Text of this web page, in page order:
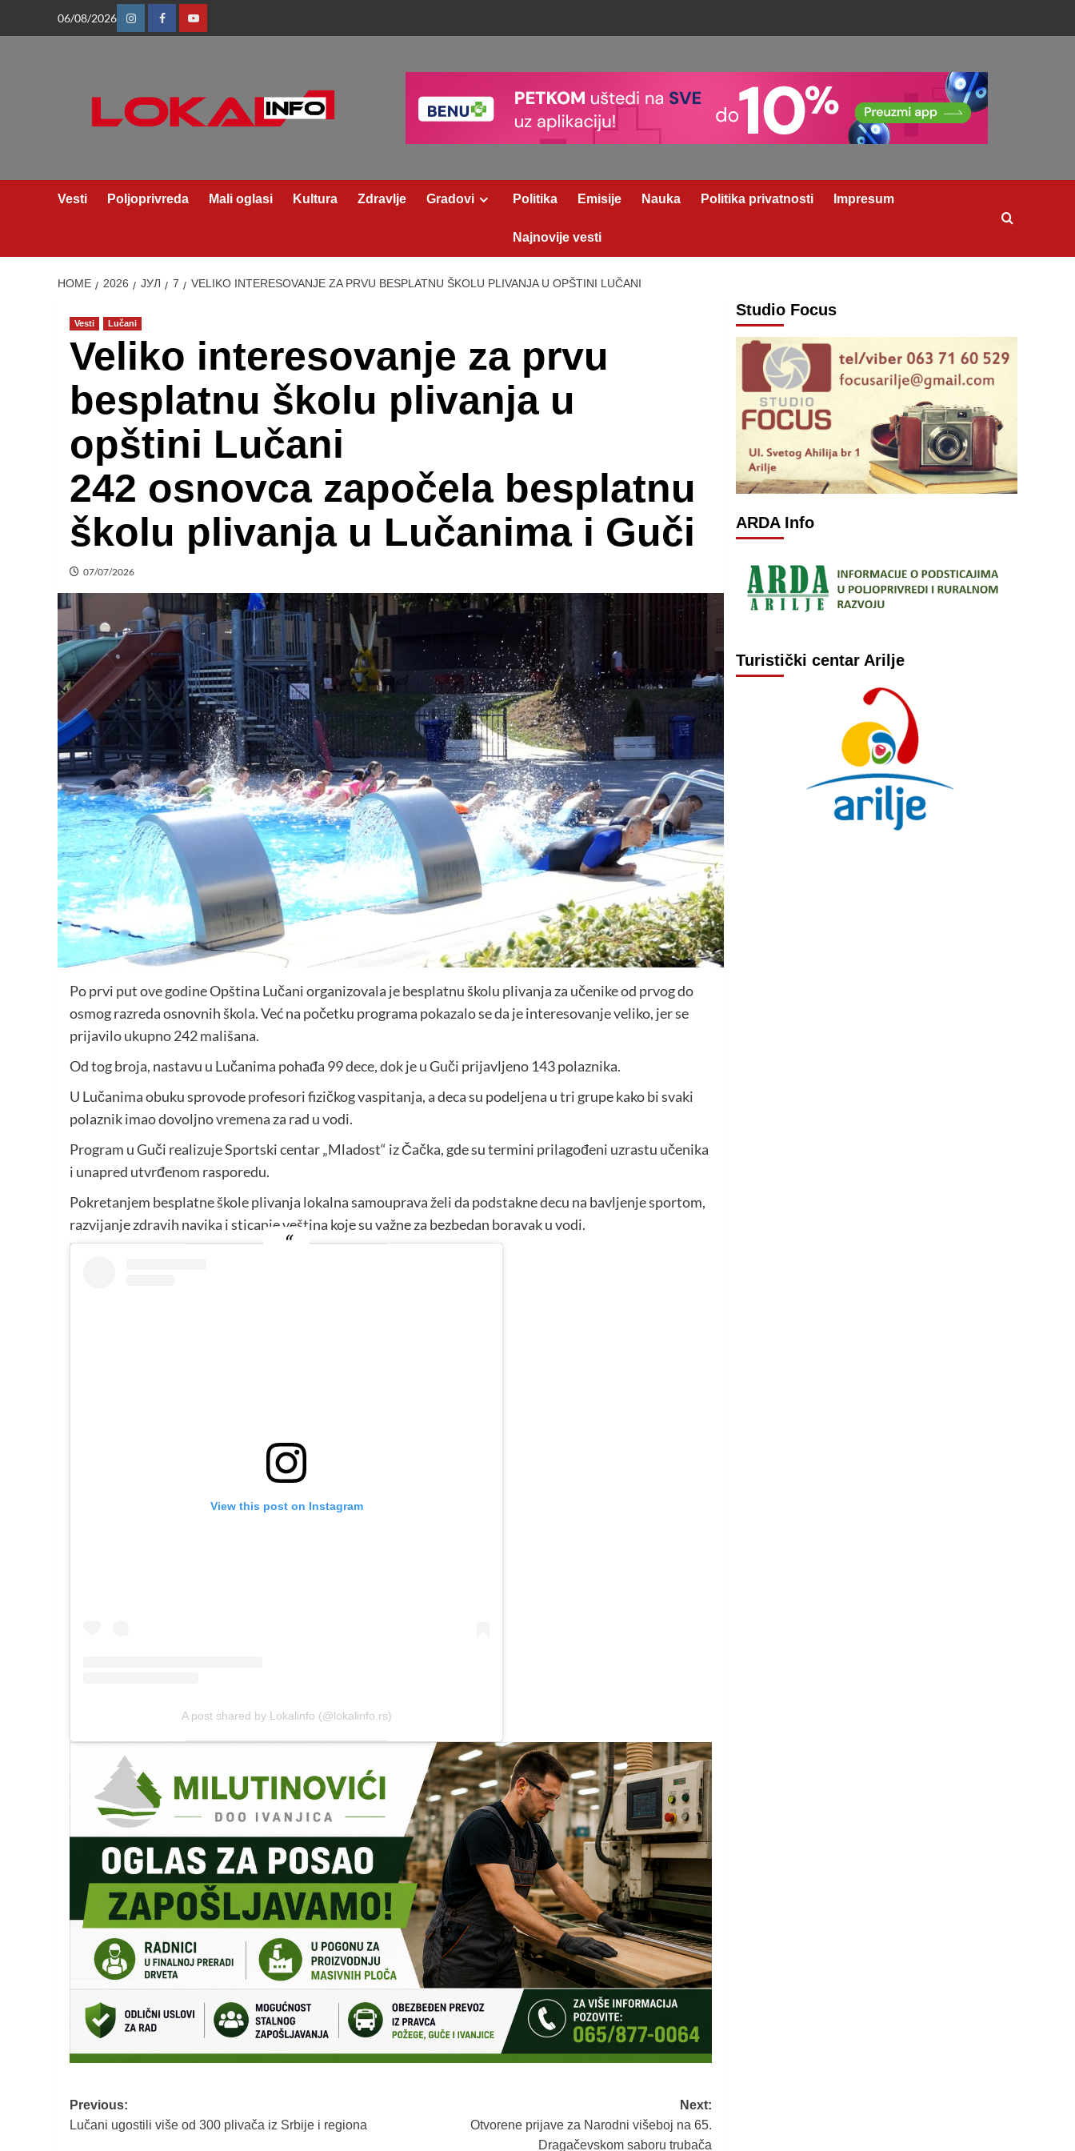
06/08/2026
InstagramFacebookYoutube
Vesti Poljoprivreda Mali oglasi Kultura Zdravlje Gradovi Politika Emisije Nauka Politika privatnosti Impresum
Najnovije vesti
HOME 2026 ЈУЛ 7 VELIKO INTERESOVANJE ZA PRVU BESPLATNU ŠKOLU PLIVANJA U OPŠTINI LUČANI
Vesti Lučani
Veliko interesovanje za prvu
besplatnu školu plivanja u
opštini Lučani
242 osnovca započela besplatnu
školu plivanja u Lučanima i Guči
07/07/2026
Po prvi put ove godine Opština Lučani organizovala je besplatnu školu plivanja za učenike od prvog do
osmog razreda osnovnih škola. Već na početku programa pokazalo se da je interesovanje veliko, jer se
prijavilo ukupno 242 mališana.
Od tog broja, nastavu u Lučanima pohađa 99 dece, dok je u Guči prijavljeno 143 polaznika.
U Lučanima obuku sprovode profesori fizičkog vaspitanja, a deca su podeljena u tri grupe kako bi svaki
polaznik imao dovoljno vremena za rad u vodi.
Program u Guči realizuje Sportski centar „Mladost“ iz Čačka, gde su termini prilagođeni uzrastu učenika
i unapred utvrđenom rasporedu.
Pokretanjem besplatne škole plivanja lokalna samouprava želi da podstakne decu na bavljenje sportom,
razvijanje zdravih navika i sticanje veština koje su važne za bezbedan boravak u vodi.
View this post on Instagram
A post shared by Lokalinfo (@lokalinfo.rs)
Post
navigation
Previous:
Lučani ugostili više od 300 plivača iz Srbije i regiona
Next:
Otvorene prijave za Narodni višeboj na 65.
Dragačevskom saboru trubača
Studio Focus
ARDA Info
Turistički centar Arilje